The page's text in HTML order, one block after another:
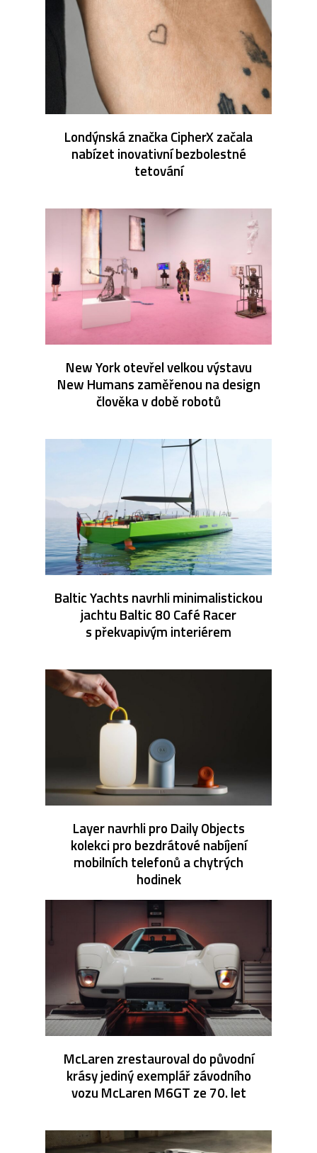
Londýnská značka CipherX začala
nabízet inovativní bezbolestné
tetování
New York otevřel velkou výstavu
New Humans zaměřenou na design
člověka v době robotů
Baltic Yachts navrhli minimalistickou
jachtu Baltic 80 Café Racer
s překvapivým interiérem
Layer navrhli pro Daily Objects
kolekci pro bezdrátové nabíjení
mobilních telefonů a chytrých
hodinek
McLaren zrestauroval do původní
krásy jediný exemplář závodního
vozu McLaren M6GT ze 70. let